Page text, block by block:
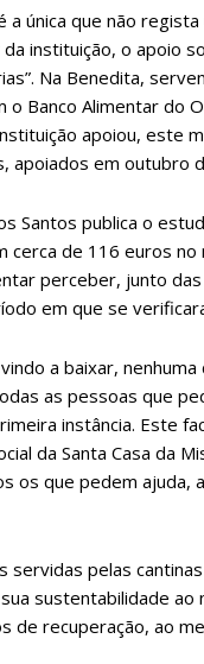
€
online
Exclusivos para
anual
única que não
instituição, o apoio
Na Benedita,
Banco Alimentar do
apoiou, este
apoiados em outubro
Santos publica o
de 116 euros
perceber, junto
em que se
a baixar,
as pessoas que
instância. Este
da Santa Casa da
os que pedem ajuda,
pelas
sustentabilidade ao
de recuperação, ao